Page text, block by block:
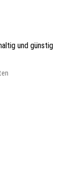
und günstig